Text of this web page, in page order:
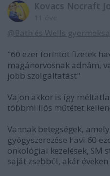
Kovacs Nocraft
@Bath és Wells
"60 ezer forintot fizetek
magánorvosnak adnám,
jobb szolgáltatást"
Vajon akkor is így
többmilliós műtétet
Vannak betegségek,
gyógyszerezése havi 60
onkológiai kezelések, SM
saját zsebből, akár